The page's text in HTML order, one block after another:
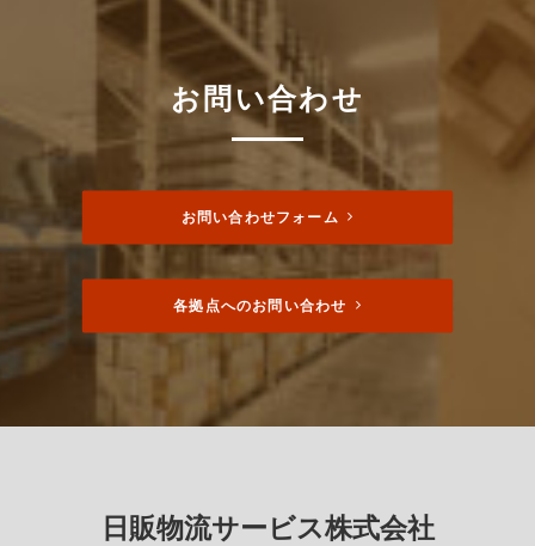
お問い合わせ
お問い合わせフォーム
各拠点へのお問い合わせ
日販物流サービス株式会社